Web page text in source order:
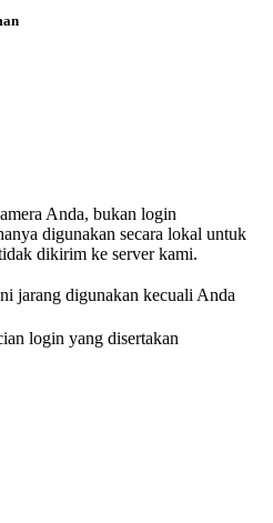
Anda, bukan login
digunakan secara lokal untuk
dikirim ke server kami.
jarang digunakan kecuali Anda
login yang disertakan